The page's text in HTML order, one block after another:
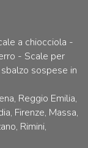
a chiocciola -
- Scale per
sospese in
Reggio Emilia,
Firenze, Massa,
Rimini,